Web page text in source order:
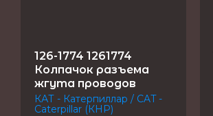
126-1774 1261774
Колпачок разъема
жгута проводов
КАТ - Катерпиллар / CAT -
Caterpillar (КНР)